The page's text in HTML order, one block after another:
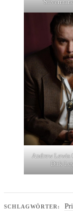
Andrew
Dirk
SCHLAGWÖRTER: